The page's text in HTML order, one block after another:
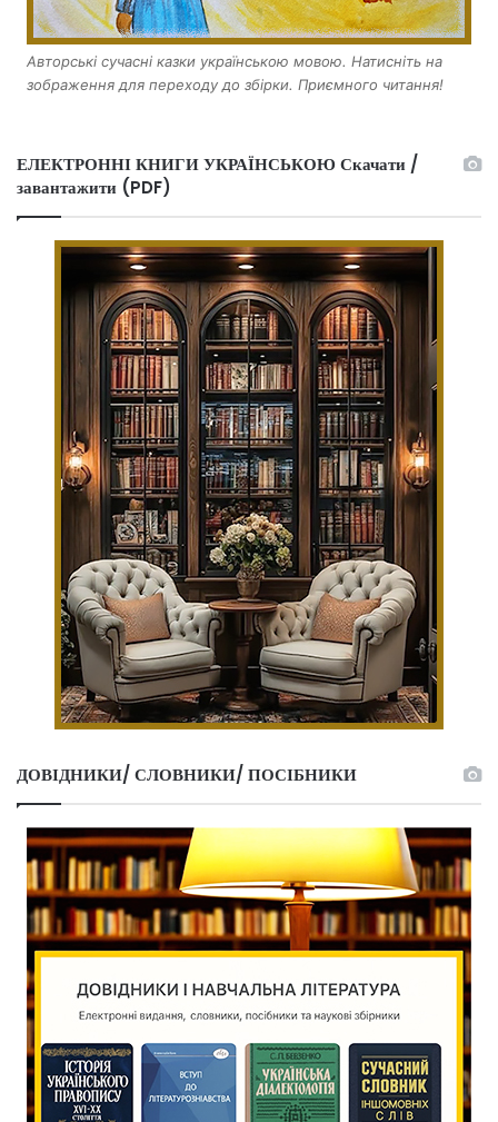
Авторські сучасні казки українською мовою. Натисніть на
зображення для переходу до збірки. Приємного читання!
ЕЛЕКТРОННІ КНИГИ УКРАЇНСЬКОЮ Скачати /
завантажити (PDF)
ДОВІДНИКИ/ СЛОВНИКИ/ ПОСІБНИКИ